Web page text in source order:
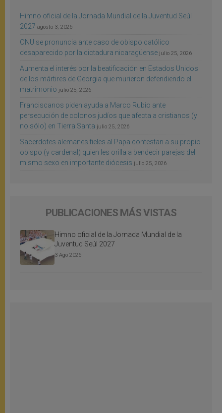
Himno oficial de la Jornada Mundial de la Juventud Seúl
2027 agosto 3, 2026
ONU se pronuncia ante caso de obispo católico
desaparecido por la dictadura nicaragüense julio 25, 2026
Aumenta el interés por la beatificación en Estados Unidos
de los mártires de Georgia que murieron defendiendo el
matrimonio julio 25, 2026
Franciscanos piden ayuda a Marco Rubio ante
persecución de colonos judíos que afecta a cristianos (y
no sólo) en Tierra Santa julio 25, 2026
Sacerdotes alemanes fieles al Papa contestan a su propio
obispo (y cardenal) quien les orilla a bendecir parejas del
mismo sexo en importante diócesis julio 25, 2026
PUBLICACIONES MÁS VISTAS
Himno oficial de la Jornada Mundial de la
Juventud Seúl 2027
3 Ago 2026